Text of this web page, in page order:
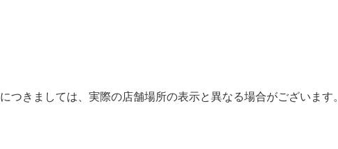
つきましては、実際の店舗場所の表示と異なる場合がございます。